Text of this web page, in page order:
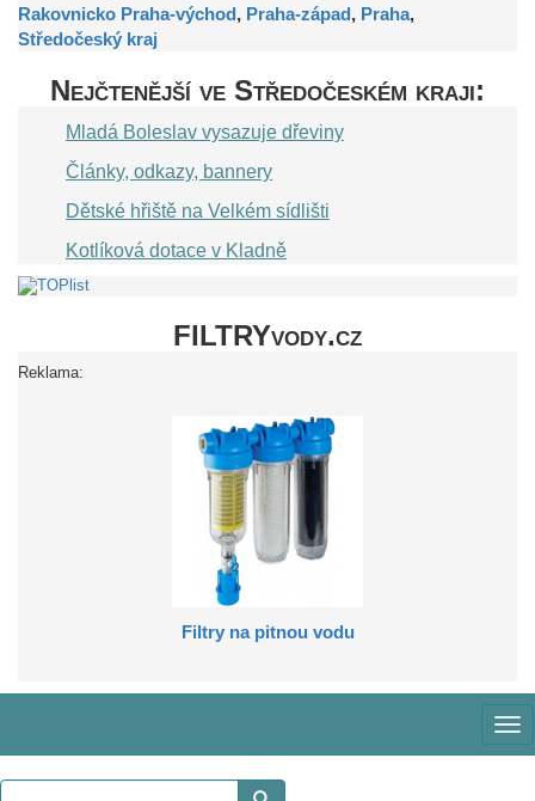
Rakovnicko Praha-východ, Praha-západ, Praha,
Středočeský kraj
Nejčtenější ve Středočeském kraji:
Mladá Boleslav vysazuje dřeviny
Články, odkazy, bannery
Dětské hřiště na Velkém sídlišti
Kotlíková dotace v Kladně
FILTRYvody.cz
Reklama:
Filtry na pitnou vodu